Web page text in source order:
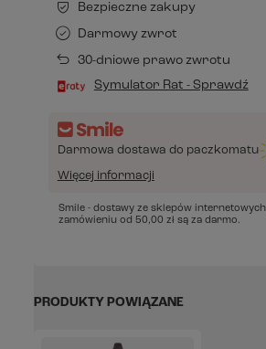
Bezpieczne zakupy
Darmowy zwrot
30-dniowe prawo zwrotu
Symulator Rat - Sprawdź
Darmowa dostawa do paczkomatu
Więcej informacji
Smile - dostawy ze sklepów
zamówieniu od 50,00 zł są za darmo.
PRODUKTY POWIĄZANE